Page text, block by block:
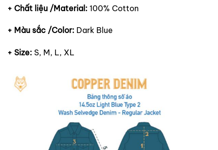
+ Chất liệu /Material: 100% Cotton
+ Màu sắc /Color: Dark Blue
+ Size: S, M, L, XL